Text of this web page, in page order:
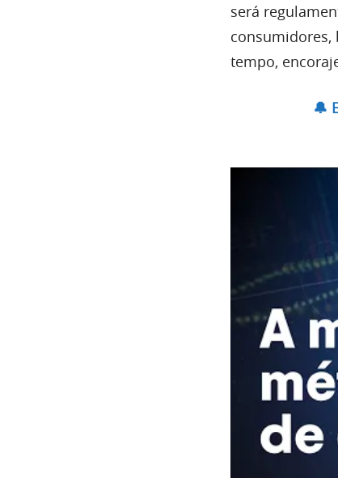
será
consumidores,
tempo,
🔔